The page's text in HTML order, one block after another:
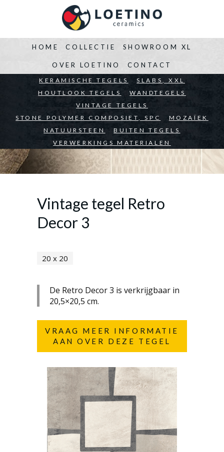
HOME
BEDRIJVEN ARCHITECTEN PARTICULIEREN
COLLECTIE
KERAMISCHE TEGELS
SLABS, XXL
HOUTLOOK TEGELS
WANDTEGELS
VINTAGE TEGELS
STONE POLYMER COMPOSIET, SPC
MOZAÏEK
NATUURSTEEN
BUITEN TEGELS
VERWERKINGS MATERIALEN
SHOWROOM XL
OVER LOETINO CONTACT
Vintage tegel Retro
Decor 3
20 x 20
De Retro Decor 3 is verkrijgbaar in
20,5×20,5 cm.
VRAAG MEER INFORMATIE
AAN OVER DEZE TEGEL